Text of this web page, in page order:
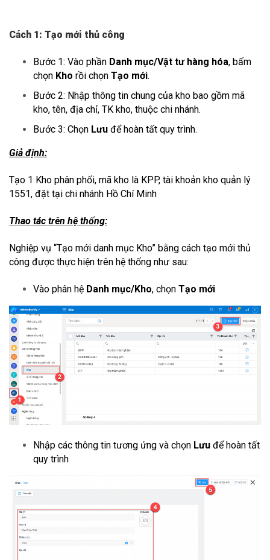
Cách 1: Tạo mới thủ công
Bước 1: Vào phần Danh mục/Vật tư hàng hóa, bấm
chọn Kho rồi chọn Tạo mới.
Bước 2: Nhập thông tin chung của kho bao gồm mã
kho, tên, địa chỉ, TK kho, thuộc chi nhánh.
Bước 3: Chọn Lưu để hoàn tất quy trình.
Giả định:
Tạo 1 Kho phân phối, mã kho là KPP, tài khoản kho quản lý
1551, đặt tại chi nhánh Hồ Chí Minh
Thao tác trên hệ thống:
Nghiệp vụ “Tạo mới danh mục Kho” bằng cách tạo mới thủ
công được thực hiện trên hệ thống như sau:
Vào phân hệ Danh mục/Kho, chọn Tạo mới
Nhập các thông tin tương ứng và chọn Lưu để hoàn tất
quy trình